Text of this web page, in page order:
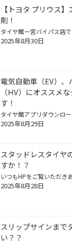
【トヨタ プリウス
剤！
2025年8月30日
電気自動車（EV）
（HV）にオススメ
す！
2025年8月29日
スタッドレスタイヤ
すか！？
2025年8月28日
スリップサインまで
い？？